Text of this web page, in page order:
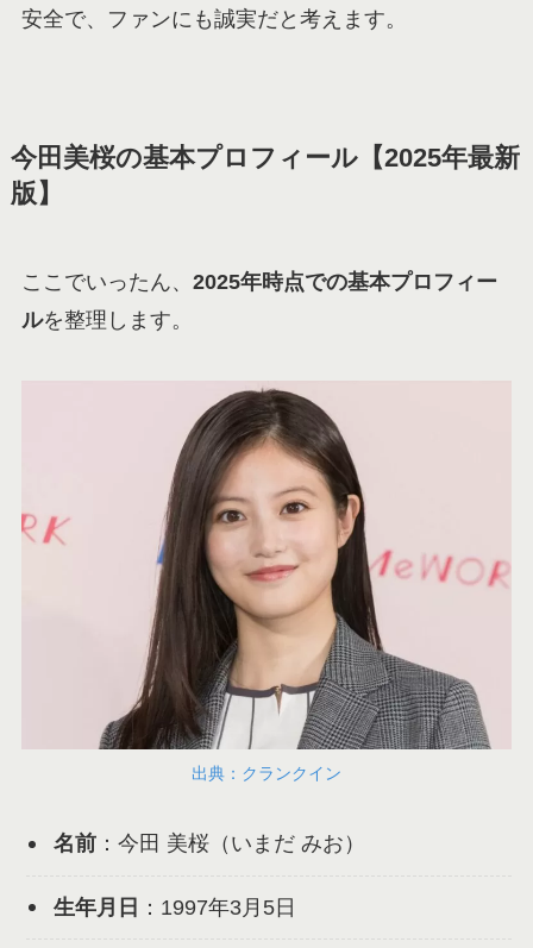
安全で、ファンにも誠実だと考えます。
今田美桜の基本プロフィール【2025年最新
版】
ここでいったん、 2025年時点での基本プロフィー
ルを整理します。
出典：クランクイン
名前：今田 美桜（いまだ みお）
生年月日 ：1997年3月5日